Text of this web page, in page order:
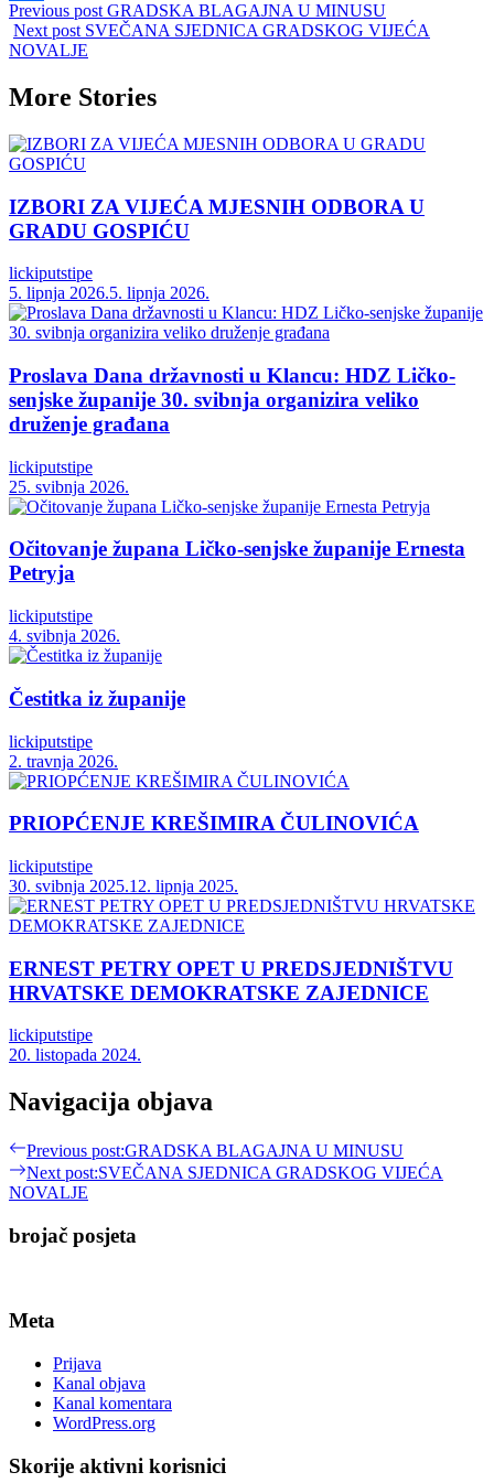
Share
Previous post GRADSKA BLAGAJNA U MINUSU
Next post SVEČANA SJEDNICA GRADSKOG VIJEĆA
NOVALJE
More Stories
IZBORI ZA VIJEĆA MJESNIH ODBORA U
GRADU GOSPIĆU
lickiputstipe
5. lipnja 2026.5. lipnja 2026.
Proslava Dana državnosti u Klancu: HDZ Ličko-
senjske županije 30. svibnja organizira veliko
druženje građana
lickiputstipe
25. svibnja 2026.
Očitovanje župana Ličko-senjske županije Ernesta
Petryja
lickiputstipe
4. svibnja 2026.
Čestitka iz županije
lickiputstipe
2. travnja 2026.
PRIOPĆENJE KREŠIMIRA ČULINOVIĆA
lickiputstipe
30. svibnja 2025.12. lipnja 2025.
ERNEST PETRY OPET U PREDSJEDNIŠTVU
HRVATSKE DEMOKRATSKE ZAJEDNICE
lickiputstipe
20. listopada 2024.
Navigacija objava
Previous post:GRADSKA BLAGAJNA U MINUSU
Next post:SVEČANA SJEDNICA GRADSKOG VIJEĆA
NOVALJE
brojač posjeta
Meta
Prijava
Kanal objava
Kanal komentara
WordPress.org
Skorije aktivni korisnici